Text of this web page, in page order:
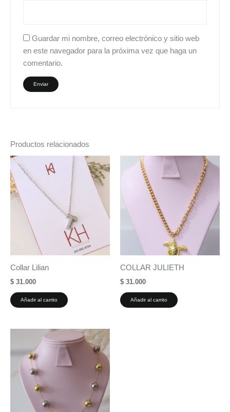
Guardar mi nombre, correo electrónico y sitio web
en este navegador para la próxima vez que haga un
comentario.
Productos relacionados
Collar Lilian
$ 31.000
Añadir al carrito
COLLAR JULIETH
$ 31.000
Añadir al carrito